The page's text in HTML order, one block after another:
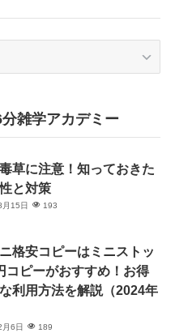
雑学アカデミー
草に注意！知っておきた
と対策
15日 193
格安コピーはミニストッ
コピーがおすすめ！お得
利用方法を解説（2024年
6日 189